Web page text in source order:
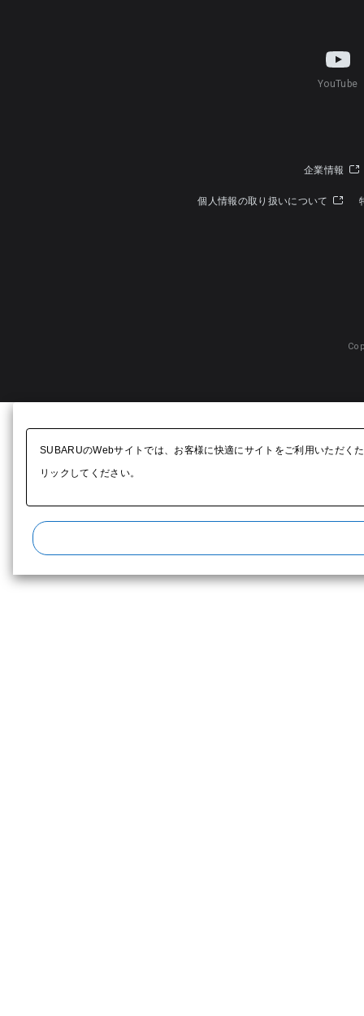
YouTube
企業情報
個人情報の取り扱いについて
SUBARUのWebサイトでは、お客様に快適にサイトをご利用いただく
リックしてください。​